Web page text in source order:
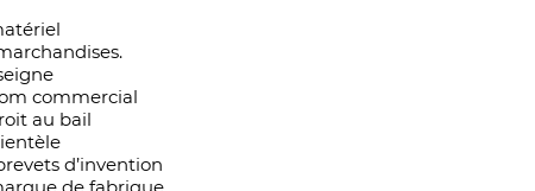
commercial
au bail
d’invention